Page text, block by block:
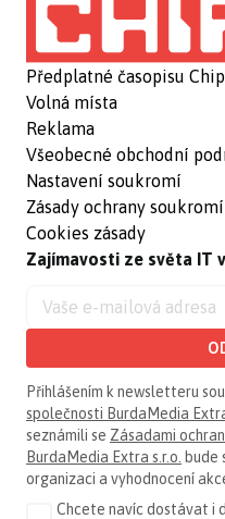
Předplatné časopisu Chip
Volná místa
Reklama
Všeobecné obchodní
Nastavení soukromí
Zásady ochrany soukromí
Cookies zásady
Zajímavosti ze světa IT
Přihlášením k newsletteru
společnosti BurdaMedia Extra
seznámili se Zásadami
BurdaMedia Extra s.r.o. bude
organizaci a vyhodnocení
Chcete navíc dostávat i